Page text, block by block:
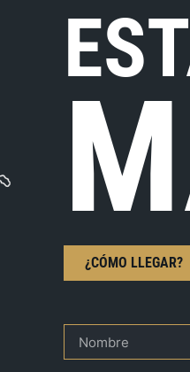
¿CÓMO LLEGAR?